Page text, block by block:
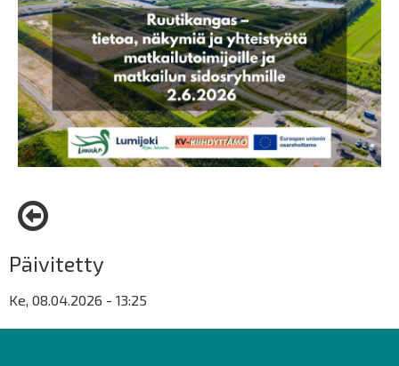
Päivitetty
Ke, 08.04.2026 - 13:25